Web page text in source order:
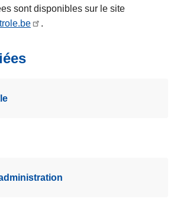
sont disponibles sur le site
.